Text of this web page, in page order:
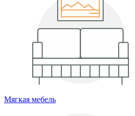
Мягкая мебель